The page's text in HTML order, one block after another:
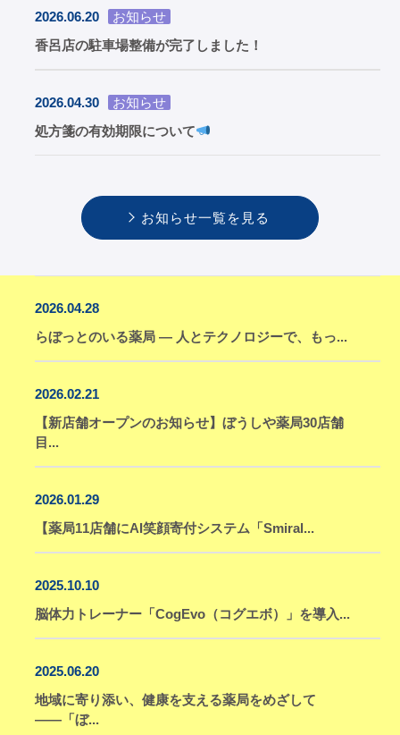
2026.06.20
お知らせ
香呂店の駐車場整備が完了しました！
2026.04.30
お知らせ
処方箋の有効期限について
お知らせ一覧を見る
2026.04.28
らぼっとのいる薬局 ― 人とテクノロジーで、もっ...
2026.02.21
【新店舗オープンのお知らせ】ぼうしや薬局30店舗
目...
2026.01.29
【薬局11店舗にAI笑顔寄付システム「Smiral...
2025.10.10
脳体力トレーナー「CogEvo（コグエボ）」を導入...
2025.06.20
地域に寄り添い、健康を支える薬局をめざして
――「ぼ...